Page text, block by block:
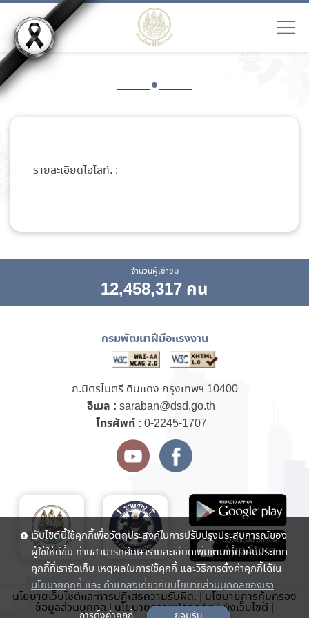
รายละเอียดไฮไลท์. :
จำนวนผู้เข้าชม
12,458,317 คน
กรมพัฒนาฝีมือแรงงาน
ถ.มิตรไมตรี ดินแดง กรุงเทพฯ 10400
อีเมล : saraban@dsd.go.th
โทรศัพท์ : 0-2245-1707
นโยบายเว็บไซต์และการปฏิเสธความรับผิด. | นโยบายการคุ้มครอง
ข้อมูลส่วนบุคคล | นโยบายความปลอดภัย|ผังเว็บไซต์ |
เว็บไซต์นี้ใช้คุกกี้เพื่อวัตถุประสงค์ในการปรับปรุงประสบการณ์ของ
ผู้ใช้ให้ดีขึ้น ท่านสามารถศึกษารายละเอียดเพิ่มเติมเกี่ยวกับประเภท
คุกกี้ที่เราจัดเก็บ เหตุผลในการใช้คุกกี้ และวิธีการตั้งค่าคุกกี้ได้ใน
นโยบายคุกกี้ และ คำแถลงเกี่ยวกับนโยบายส่วนบุคคลของเรา